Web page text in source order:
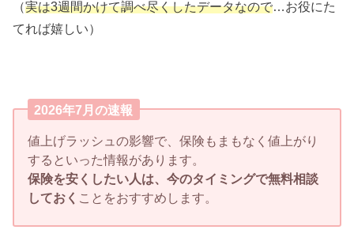
（実は3週間かけて調べ尽くしたデータなので …お役にた
てれば嬉しい）
2026年7月の速報
値上げラッシュの影響で、保険もまもなく値上がり
するといった情報があります。
保険を安くしたい人は、今のタイミングで無料相談
しておく ことをおすすめします。